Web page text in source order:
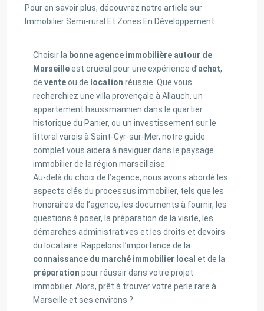
Pour en savoir plus, découvrez notre article sur
Immobilier Semi-rural Et Zones En Développement.
Choisir la bonne agence immobilière autour de
Marseilleest crucial pour une expérience d’achat,
de venteou de location réussie. Que vous
recherchiez une villa provençale à Allauch, un
appartement haussmannien dans le quartier
historique du Panier, ou un investissement sur le
littoral varois à Saint-Cyr-sur-Mer, notre guide
complet vous aidera à naviguer dans le paysage
immobilier de la région marseillaise.
Au-delà du choix de l’agence, nous avons abordé les
aspects clés du processus immobilier, tels que les
honoraires de l’agence, les documents à fournir, les
questions à poser, la préparation de la visite, les
démarches administratives et les droits et devoirs
du locataire. Rappelons l’importance de la
connaissance du marché immobilier local et de la
préparation pour réussir dans votre projet
immobilier. Alors, prêt à trouver votre perle rare à
Marseille et ses environs ?